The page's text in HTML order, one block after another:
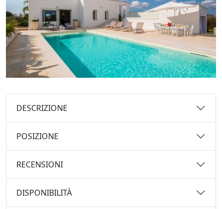
DESCRIZIONE
POSIZIONE
RECENSIONI
DISPONIBILITÀ